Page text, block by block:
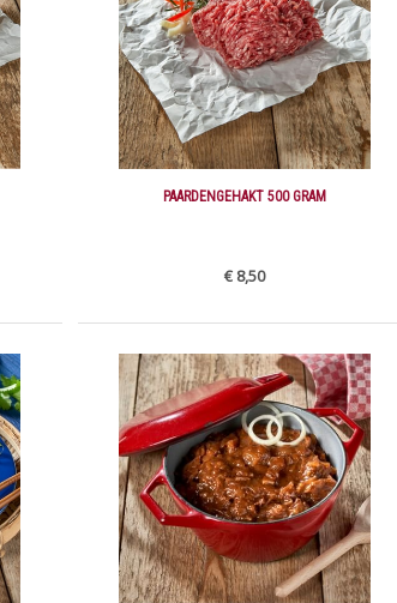
PAARDENGEHAKT 500 GRAM
€ 8,50